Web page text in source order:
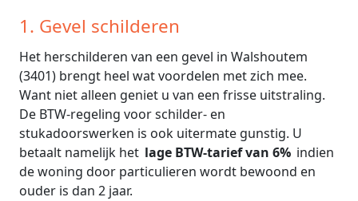
1. Gevel schilderen
Het herschilderen van een gevel in Walshoutem
(3401) brengt heel wat voordelen met zich mee.
Want niet alleen geniet u van een frisse uitstraling.
De BTW-regeling voor schilder- en
stukadoorswerken is ook uitermate gunstig. U
betaalt namelijk het lage BTW-tarief van 6% indien
de woning door particulieren wordt bewoond en
ouder is dan 2 jaar.